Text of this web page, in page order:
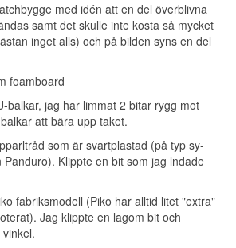
med idén att en del överblivna
samt det skulle inte kosta så mycket
inget alls) och på bilden syns en del
foamboard
balkar, jag har limmat 2 bitar rygg mot
att bära upp taket.
som är svartplastad (på typ sy-
Klippte en bit som jag lndade
fabriksmodell (Piko har alltid litet "extra"
Jag klippte en lagom bit och